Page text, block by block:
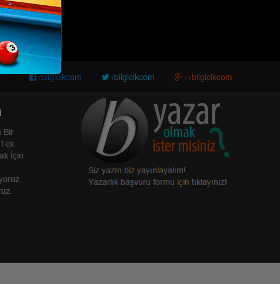
/bilgicikcom /bilgicikcom /+bilgicikcom